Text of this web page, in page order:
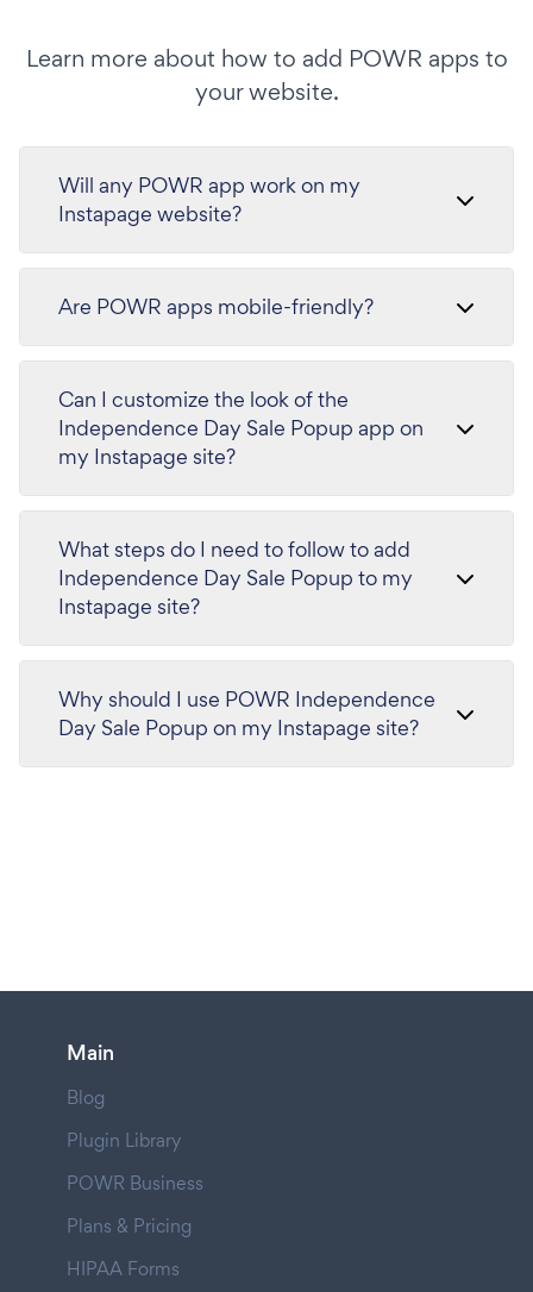
Learn more about how to add POWR apps to
your website.
Will any POWR app work on my
Instapage website?
Are POWR apps mobile-friendly?
Can I customize the look of the
Independence Day Sale Popup app on
my Instapage site?
What steps do I need to follow to add
Independence Day Sale Popup to my
Instapage site?
Why should I use POWR Independence
Day Sale Popup on my Instapage site?
Main
Blog
Plugin Library
POWR Business
Plans & Pricing
HIPAA Forms